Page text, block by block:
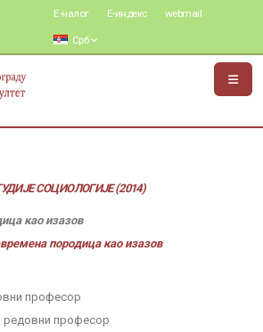
Е-налог Е-индекс webmail
Срб
СОЦИОЛОГИЈЕ (2014)
као изазов
породица као изазов
професор
редовни професор